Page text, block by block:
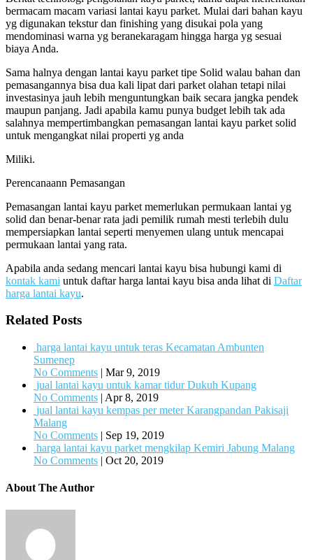
bermacam macam variasi lantai kayu parket. Mulai dari bahan kayu
yg digunakan tekstur dan finishing yang disukai pola yang
mendominasi warna yg beranekaragam hingga harga yg sesuai
biaya Anda.
Sama halnya dengan lantai kayu parket tipe Solid walau bahan dan
pemasangannya bisa dua kali lipat dari parket olahan tetapi nilai
investasinya jauh lebih menguntungkan baik secara jangka pendek
maupun panjang. Jadi apabila kamu punya budget lebih tak ada
salahnya mempertimbangkan pemasangan lantai kayu parket solid
untuk mengangkat nilai properti yg anda
Miliki.
Perencanaann Pemasangan
Pemasangan lantai kayu parket memerlukan permukaan lantai yg
solid dan benar-benar rata jadi pemilik rumah mesti terlebih dulu
mempersiapkan lantai seperti menyemen ulang untuk mencapai
permukaan lantai yang rata.
Apabila anda sedang mencari lantai kayu bisa hubungi kami di
kontak kami untuk daftar harga lantai kayu bisa anda lihat di Daftar
harga lantai kayu.
Related Posts
harga lantai kayu untuk teras Kecamatan Ambunten
Sumenep
No Comments | Mar 9, 2019
jual lantai kayu untuk kamar tidur Dukuh Kupang
No Comments | Apr 8, 2019
jual lantai kayu kempas per meter Karangpandan Pakisaji
Malang
No Comments | Sep 19, 2019
harga lantai kayu parket mengkilap Kemiri Jabung Malang
No Comments | Oct 20, 2019
About The Author